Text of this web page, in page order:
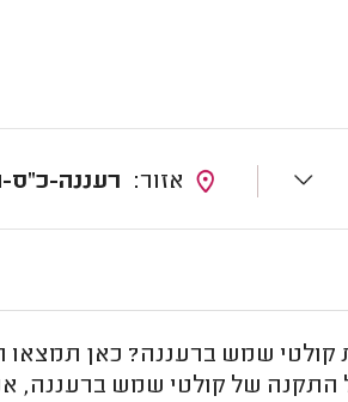
רעננה-כ"ס-
שמש ברעננה? כאן תמצאו
התקנה של קולטי שמש ברעננה,